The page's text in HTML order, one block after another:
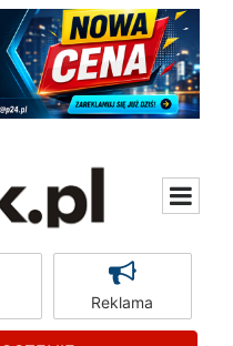
Reklama